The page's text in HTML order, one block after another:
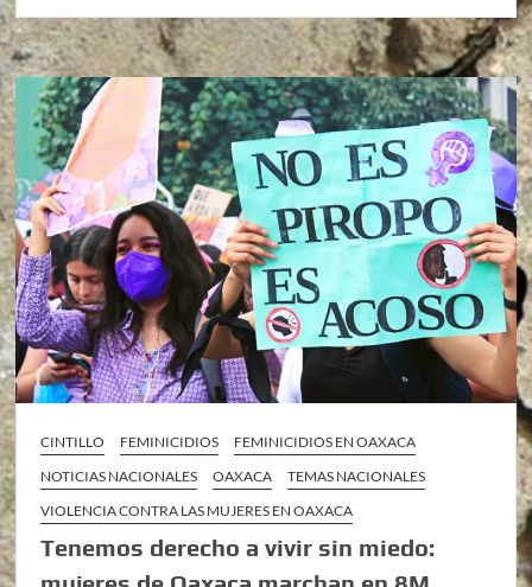
CINTILLO FEMINICIDIOS
FEMINICIDIOS EN OAXACA
NOTICIAS NACIONALES
OAXACA
TEMAS NACIONALES
VIOLENCIA CONTRA LAS MUJERES EN OAXACA
Tenemos derecho a vivir sin miedo: